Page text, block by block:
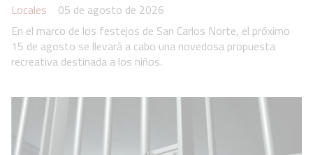
Locales
05 de agosto de 2026
En el marco de los festejos de San Carlos Norte, el próximo
15 de agosto se llevará a cabo una novedosa propuesta
recreativa destinada a los niños.